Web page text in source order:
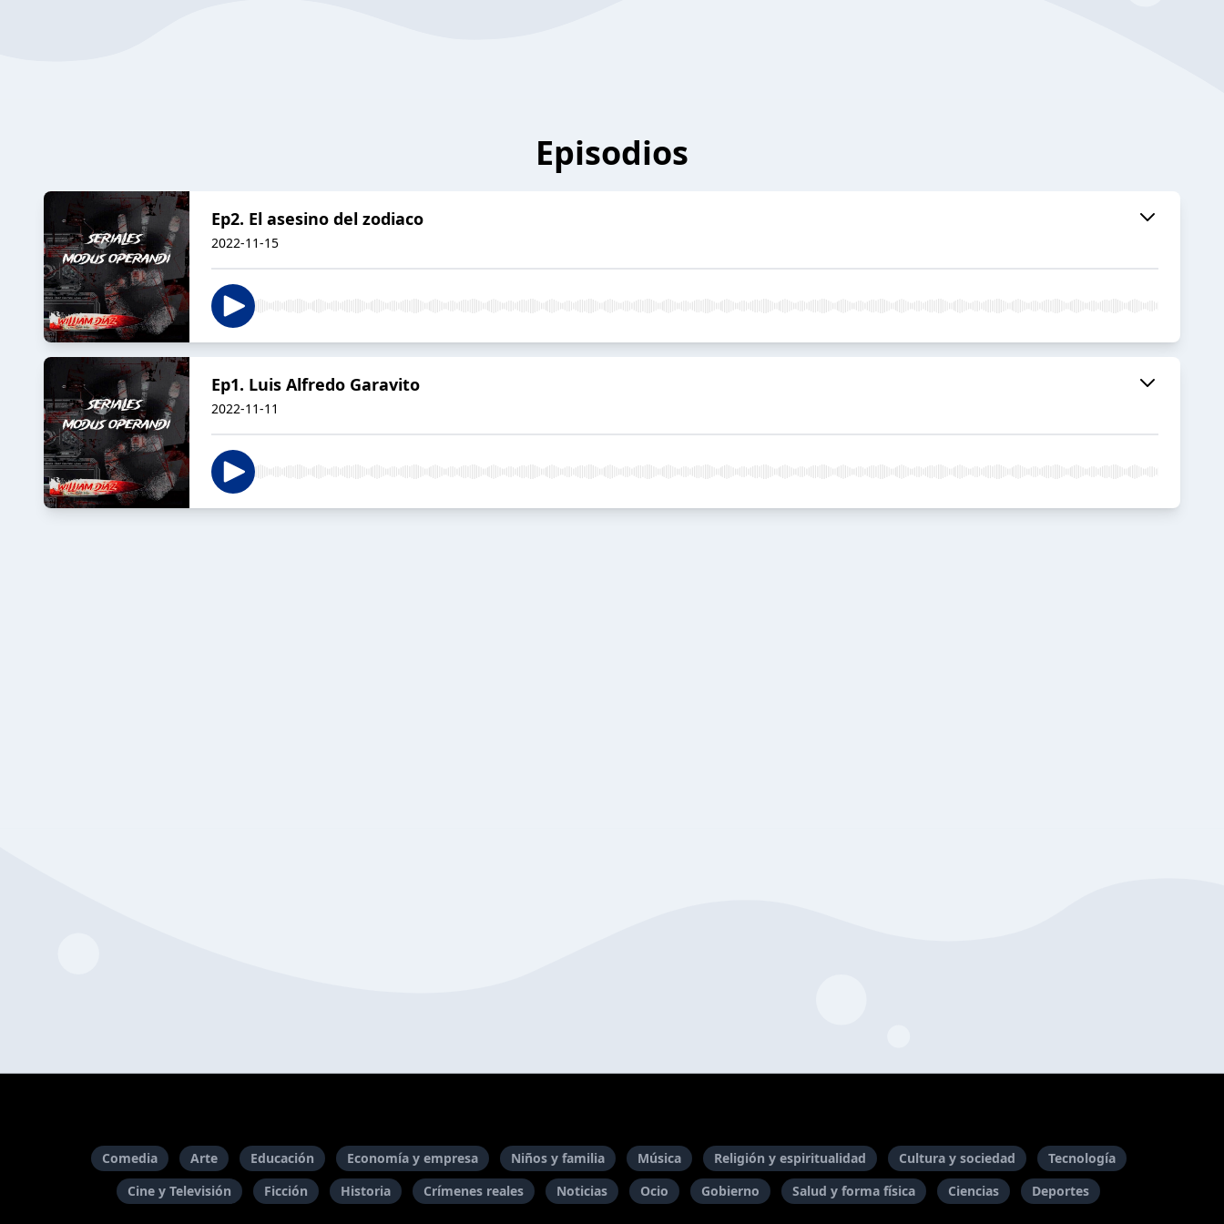
Episodios
Ep2. El asesino del zodiaco
2022-11-15
Ep1. Luis Alfredo Garavito
2022-11-11
Comedia Arte Educación Economía y empresa Niños y familia Música Religión y espiritualidad Cultura y sociedad
Tecnología
Cine y Televisión
Ficción Historia Crímenes reales Noticias Ocio Gobierno Salud y forma física Ciencias Deportes